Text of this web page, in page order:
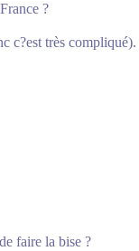
?
c?est très compliqué).
faire la bise ?